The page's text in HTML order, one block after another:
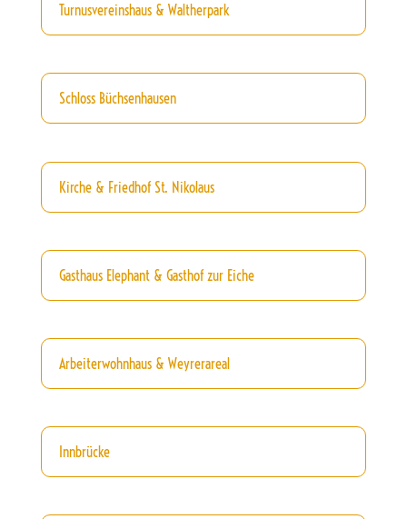
Turnusvereinshaus & Waltherpark
Schloss Büchsenhausen
Kirche & Friedhof St. Nikolaus
Gasthaus Elephant & Gasthof zur Eiche
Arbeiterwohnhaus & Weyrerareal
Innbrücke